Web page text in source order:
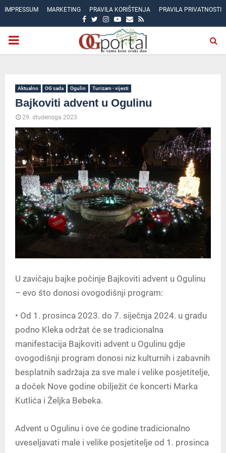
IMPRESSUM MARKETING PRAVILA KORIŠTENJA PRAVILA PRIVATNOSTI
FACEBOOK
TWITTER
INSTAGRAM
YOUTUBE
EMAIL
RSS
PRIMARY
Aktualno OG sada Ogulin Turizam - vijesti
Bajkoviti advent u Ogulinu
29. studenoga 2023.
U zavičaju bajke počinje Bajkoviti advent u Ogulinu
– evo što donosi ovogodišnji program:
• Od 1. prosinca 2023. do 7. siječnja 2024. u gradu
podno Kleka održat će se tradicionalna
manifestacija Bajkoviti advent u Ogulinu gdje
ovogodišnji program donosi niz kulturnih i zabavnih
besplatnih sadržaja za sve male i velike posjetitelje,
a doček Nove godine obilježit će koncerti Marka
Kutlića i Željka Bebeka.
Advent u Ogulinu i ove će godine tradicionalno
uveseljavati male i velike posjetitelje od 1. prosinca